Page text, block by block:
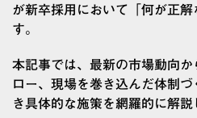
が新卒採用において「何が正
す。
本記事では、最新の市場動向
ロー、現場を巻き込んだ体制
き具体的な施策を網羅的に解説